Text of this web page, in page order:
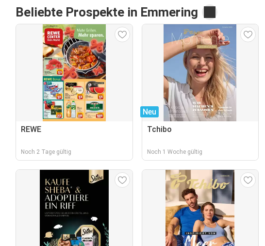
Beliebte Prospekte in Emmering
REWE
Noch 2 Tage gültig
Neu
Tchibo
Noch 1 Woche gültig